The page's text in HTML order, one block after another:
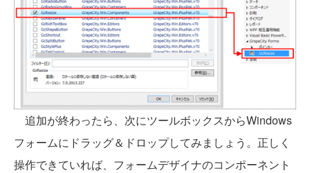
追加が終わったら、次にツールボックスからWindows
フォームにドラッグ＆ドロップしてみましょう。正しく
操作できていれば、フォームデザイナのコンポーネント